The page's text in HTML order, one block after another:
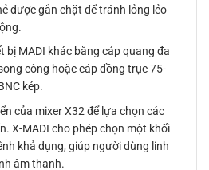
được gắn chặt để tránh lỏng lẻo
bị MADI khác bằng cáp quang đa
công hoặc cáp đồng trục 75-
kép.
của mixer X32 để lựa chọn các
X-MADI cho phép chọn một khối
khả dụng, giúp người dùng linh
âm thanh.